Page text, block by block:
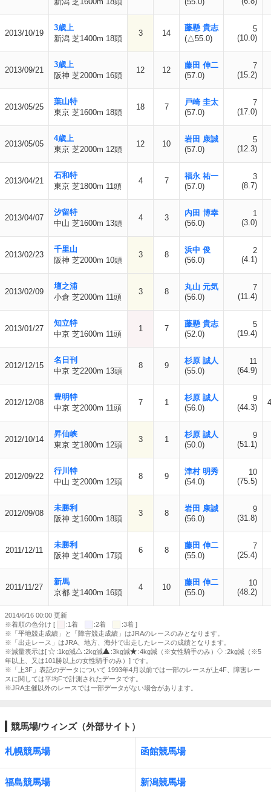
2013/10/19
3歳上
新潟 芝1400m 18頭
3 14
藤懸 貴志
(△55.0)
5
(10.0)
2013/09/21
3歳上
阪神 芝2000m 16頭
12 12
藤田 伸二
(57.0)
7
(15.2)
2013/05/25
葉山特
東京 芝1600m 18頭
18 7
戸崎 圭太
(57.0)
7
(17.0)
2013/05/05
4歳上
東京 芝2000m 12頭
12 10
岩田 康誠
(57.0)
5
(12.3)
2013/04/21
石和特
東京 芝1800m 11頭
4 7
福永 祐一
(57.0)
3
(8.7)
2013/04/07
汐留特
中山 芝1600m 13頭
4 3
内田 博幸
(56.0)
1
(3.0)
2013/02/23
千里山
阪神 芝2000m 10頭
3 8
浜中 俊
(56.0)
2
(4.1)
2013/02/09
壇之浦
小倉 芝2000m 11頭
3 8
丸山 元気
(56.0)
7
(11.4)
2013/01/27
知立特
中京 芝1600m 11頭
1 7
藤懸 貴志
(52.0)
5
(19.4)
2012/12/15
名日刊
中京 芝2200m 13頭
8 9
杉原 誠人
(55.0)
11
(64.9)
2012/12/08
豊明特
中京 芝2000m 11頭
7 1
杉原 誠人
(56.0)
9
(44.3)
2012/10/14
昇仙峡
東京 芝1800m 12頭
3 1
杉原 誠人
(50.0)
9
(51.1)
2012/09/22
行川特
中山 芝2000m 12頭
8 9
津村 明秀
(54.0)
10
(75.5)
2012/09/08
未勝利
阪神 芝1600m 18頭
3 8
岩田 康誠
(56.0)
9
(31.8)
2011/12/11
未勝利
阪神 芝1400m 17頭
6 8
藤田 伸二
(55.0)
7
(25.4)
2011/11/27
新馬
京都 芝1400m 16頭
4 10
藤田 伸二
(55.0)
10
(48.2)
2014/6/16 00:00 更新
※着順の色分け [
:1着 :2着
:3着 ]
※「平地競走成績」と「障害競走成績」はJRAのレースのみとなります。
※「出走レース」はJRA、地方、海外で出走したレースの成績となります。
※減量表示は[
:1kg減 :2kg減 :3kg減 :4kg減（※女性騎手のみ）
:2kg減（※5
年以上、又は101勝以上の女性騎手のみ）] です。
※「上3F」表記のデータについて 1993年4月以前では一部のレースが上4F、障害レー
スに関しては平均Fで計測されたデータです。
※JRA主催以外のレースでは一部データがない場合があります。
競馬場/ウィンズ（外部サイト）
札幌競馬場 函館競馬場
福島競馬場 新潟競馬場